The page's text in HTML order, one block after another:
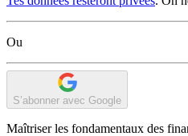
Ou
S’abonner avec Google
Maîtriser les fondamentaux des